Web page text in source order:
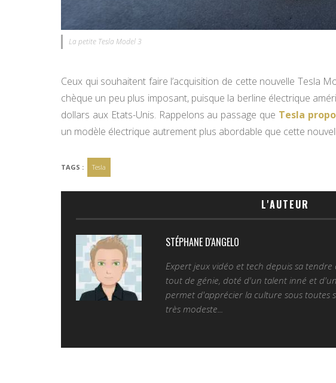
La petite Tesla Model 3
Ceux qui souhaitent faire l’acquisition de cette nouvelle Tesla
chèque un peu plus imposant, puisque la berline électrique
dollars aux Etats-Unis. Rappelons au passage que Tesla
un modèle électrique autrement plus abordable que cette
TAGS : Tesla
L'AUTEUR
STÉPHANE D'ANGELO
Expert jeux vidéo et tech depuis sa
tout de génie, doté d'un talent inné et
permet d'apprécier la culture sous toutes
très modeste...